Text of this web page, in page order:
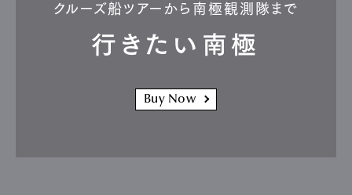
クルーズ船ツアーから南極観測隊まで
行きたい南極
Buy Now